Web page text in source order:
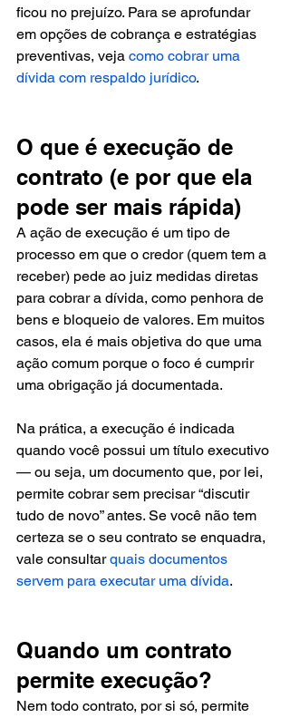
ficou no prejuízo. Para se aprofundar
em opções de cobrança e estratégias
preventivas, veja como cobrar uma
dívida com respaldo jurídico.
O que é execução de
contrato (e por que ela
pode ser mais rápida)
A ação de execução é um tipo de
processo em que o credor (quem tem a
receber) pede ao juiz medidas diretas
para cobrar a dívida, como penhora de
bens e bloqueio de valores. Em muitos
casos, ela é mais objetiva do que uma
ação comum porque o foco é cumprir
uma obrigação já documentada.
Na prática, a execução é indicada
quando você possui um título executivo
— ou seja, um documento que, por lei,
permite cobrar sem precisar “discutir
tudo de novo” antes. Se você não tem
certeza se o seu contrato se enquadra,
vale consultar quais documentos
servem para executar uma dívida.
Quando um contrato
permite execução?
Nem todo contrato, por si só, permite